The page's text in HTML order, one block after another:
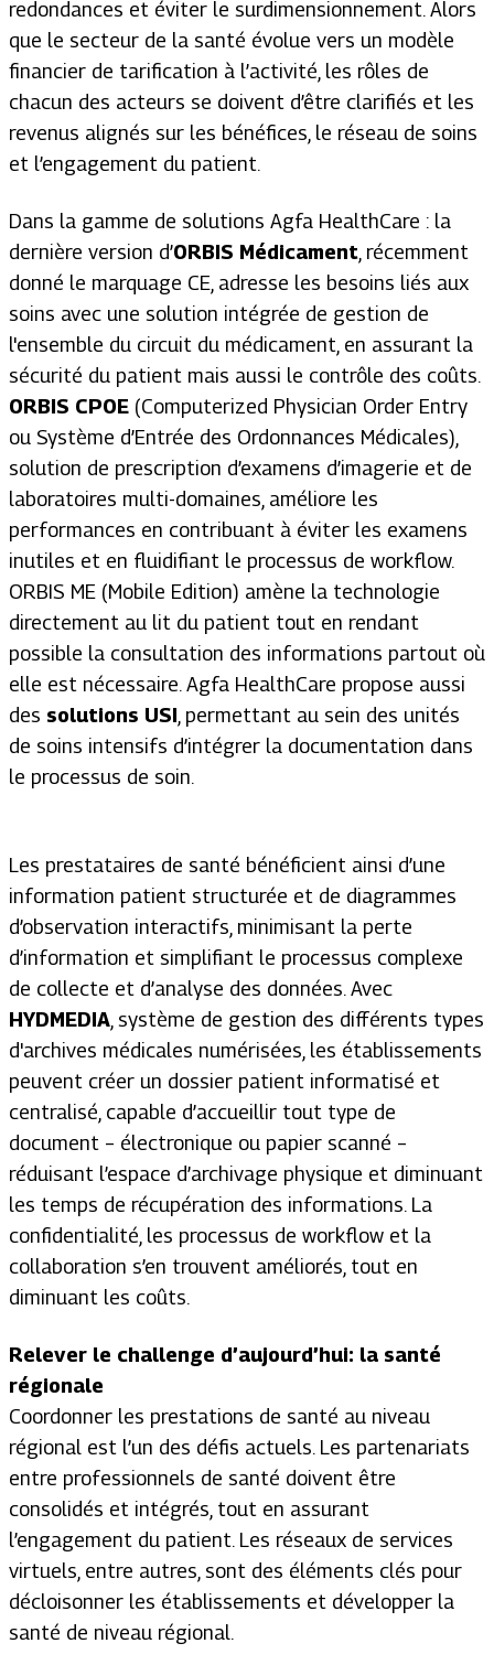
redondances et éviter le surdimensionnement. Alors
que le secteur de la santé évolue vers un modèle
financier de tarification à l’activité, les rôles de
chacun des acteurs se doivent d’être clarifiés et les
revenus alignés sur les bénéfices, le réseau de soins
et l’engagement du patient.
Dans la gamme de solutions Agfa HealthCare : la
dernière version d’ORBIS Médicament , récemment
donné le marquage CE, adresse les besoins liés aux
soins avec une solution intégrée de gestion de
l'ensemble du circuit du médicament, en assurant la
sécurité du patient mais aussi le contrôle des coûts.
ORBIS CPOE (Computerized Physician Order Entry
ou Système d’Entrée des Ordonnances Médicales),
solution de prescription d’examens d’imagerie et de
laboratoires multi-domaines, améliore les
performances en contribuant à éviter les examens
inutiles et en fluidifiant le processus de workflow.
ORBIS ME (Mobile Edition) amène la technologie
directement au lit du patient tout en rendant
possible la consultation des informations partout où
elle est nécessaire. Agfa HealthCare propose aussi
des solutions USI , permettant au sein des unités
de soins intensifs d’intégrer la documentation dans
le processus de soin.
Les prestataires de santé bénéficient ainsi d’une
information patient structurée et de diagrammes
d’observation interactifs, minimisant la perte
d’information et simplifiant le processus complexe
de collecte et d’analyse des données. Avec
HYDMEDIA , système de gestion des différents types
d'archives médicales numérisées, les établissements
peuvent créer un dossier patient informatisé et
centralisé, capable d’accueillir tout type de
document – électronique ou papier scanné –
réduisant l’espace d’archivage physique et diminuant
les temps de récupération des informations. La
confidentialité, les processus de workflow et la
collaboration s’en trouvent améliorés, tout en
diminuant les coûts.
Relever le challenge d’aujourd’hui: la santé
régionale
Coordonner les prestations de santé au niveau
régional est l’un des défis actuels. Les partenariats
entre professionnels de santé doivent être
consolidés et intégrés, tout en assurant
l’engagement du patient. Les réseaux de services
virtuels, entre autres, sont des éléments clés pour
décloisonner les établissements et développer la
santé de niveau régional.